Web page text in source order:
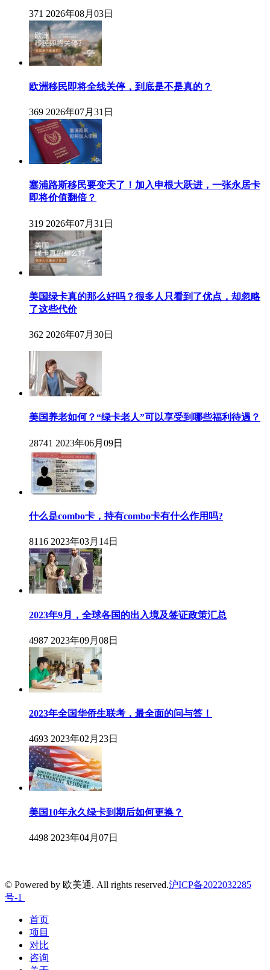
371 2026年08月03日
欧洲移民即将全线关停，到底是不是真的？
369 2026年07月31日
塞浦路斯移民要变天了！加入申根大跃进，一张永居卡
即将价值翻倍？
319 2026年07月31日
美国绿卡真的那么好吗？很多人只看到了优点，却忽略
了这些代价
362 2026年07月30日
美国养老如何？“绿卡老人”可以享受到哪些福利待遇？
28741 2023年06月09日
什么是combo卡，持有combo卡有什么作用吗?
8116 2023年03月14日
2023年9月，全球各国的出入境及签证政策汇总
4987 2023年09月08日
2023年全国华侨生联考，最全面的问与答！
4693 2023年02月23日
美国10年永久绿卡到期后如何更换？
4498 2023年04月07日
© Powered by 欧美通. All rights reserved.沪ICP备2022032285
号-1
首页
项目
对比
咨询